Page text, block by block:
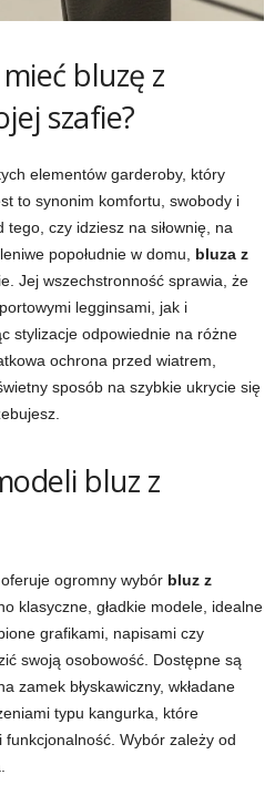
bluzę z
szafie?
elementów garderoby, który
to synonim komfortu, swobody i
czy idziesz na siłownię, na
popołudnie w domu, bluza z
Jej wszechstronność sprawia, że
legginsami, jak i
stylizacje odpowiednie na różne
ochrona przed wiatrem,
sposób na szybkie ukrycie się
bluz z
ogromny wybór bluz z
klasyczne, gładkie modele, idealne
grafikami, napisami czy
swoją osobowość. Dostępne są
zamek błyskawiczny, wkładane
typu kangurka, które
funkcjonalność. Wybór zależy od